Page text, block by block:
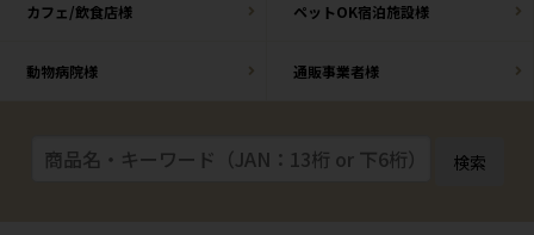
カフェ/飲食店様 ペットOK宿泊施設様
動物病院様 通販事業者様
検索